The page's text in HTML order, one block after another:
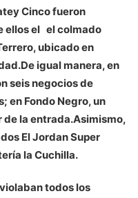
Cinco fueron
ellos el el colmado
ubicado en
igual manera, en
seis negocios de
en Fondo Negro, un
de la entrada.Asimismo,
El Jordan Super
la Cuchilla.
todos los